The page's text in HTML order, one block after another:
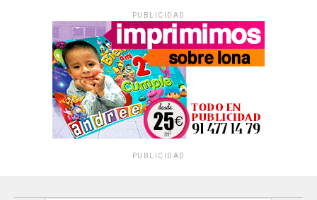
PUBLICIDAD
PUBLICIDAD